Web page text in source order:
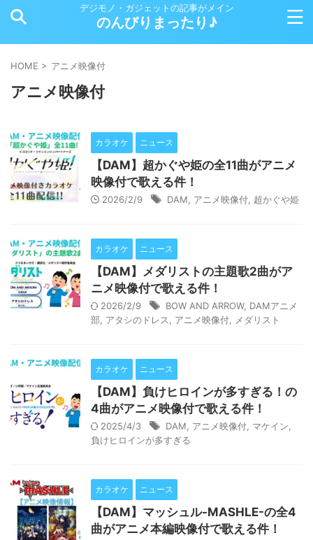
デジモノ・ガジェットの記事がメイン
のんびりまったり♪
HOME > アニメ映像付
アニメ映像付
カラオケ ニュース
【DAM】超かぐや姫の全11曲がアニメ
映像付で歌える件！
2026/2/9 DAM アニメ映像付 超かぐや姫
カラオケ ニュース
【DAM】メダリストの主題歌2曲がア
ニメ映像付で歌える件！
2026/2/9 BOW AND ARROW, DAMアニメ
部
アタシのドレス アニメ映像付 メダリスト
カラオケ ニュース
【DAM】負けヒロインが多すぎる！の
4曲がアニメ映像付で歌える件！
2025/4/3 DAM アニメ映像付 マケイン
負けヒロインが多すぎる
カラオケ ニュース
【DAM】マッシュル-MASHLE-の全4
曲がアニメ本編映像付で歌える件！